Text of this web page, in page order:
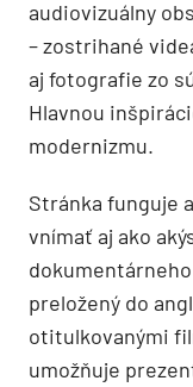
audiovizuálny
– zostrihané
aj fotografie zo
Hlavnou
modernizmu.
Stránka funguje
vnímať aj ako
preložený do
otitulkovanými
umožňuje